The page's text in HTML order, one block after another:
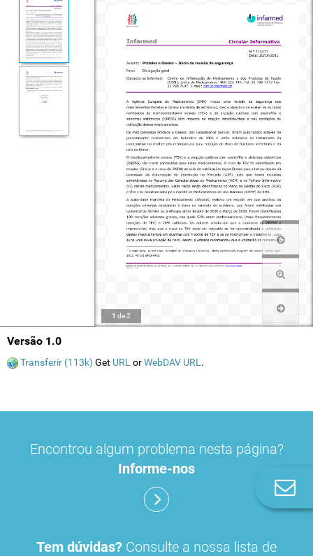
1 de2
Versão 1.0
Transferir (113k) Get URL orWebDAV URL .
Encontrou algum problema nesta página?
Informe-nos
Tem dúvidas? Consulte a nossa lista de